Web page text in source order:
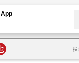
App
搜